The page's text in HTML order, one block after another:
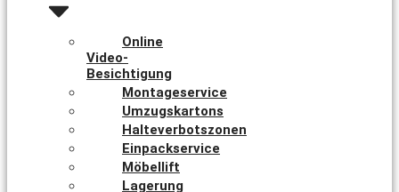
Online
Video-
Besichtigung
Montageservice
Umzugskartons
Halteverbotszonen
Einpackservice
Möbellift
Lagerung